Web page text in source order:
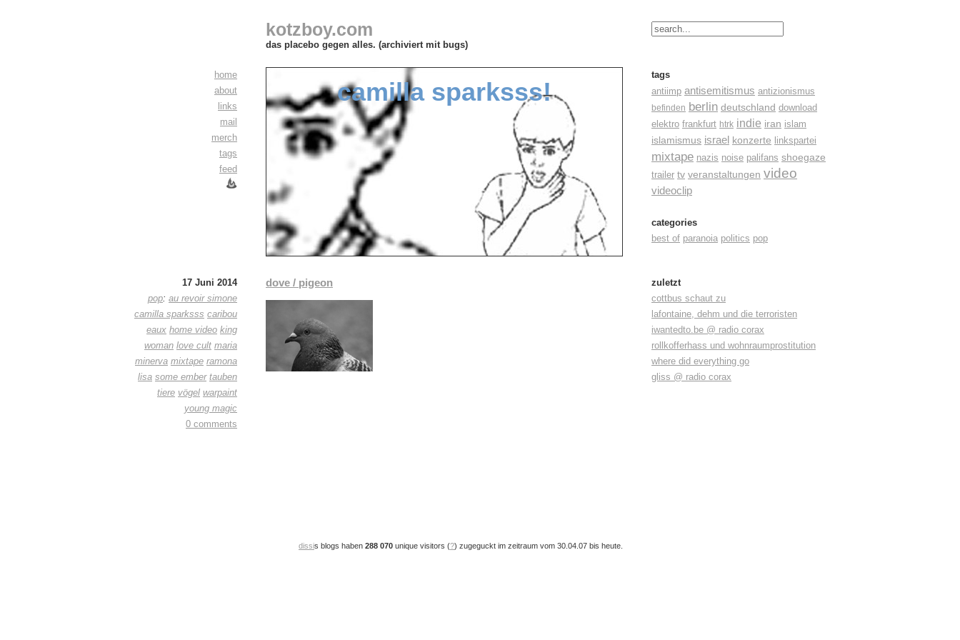
kotzboy.com
das placebo gegen alles. (archiviert mit bugs)
home
about
links
mail
merch
tags
feed
camilla sparksss!
tags
antiimp antisemitismus antizionismus
befinden berlin deutschland download
elektro frankfurt htrk indie iran islam
islamismus israel konzerte linkspartei
mixtape nazis noise palifans shoegaze
trailer tv veranstaltungen video
videoclip
categories
best of paranoia politics pop
17 Juni 2014
pop: au revoir simone
camilla sparksss caribou
eaux home video king
woman love cult maria
minerva mixtape ramona
lisa some ember tauben
tiere vögel warpaint
young magic
0 comments
dove / pigeon
zuletzt
cottbus schaut zu
lafontaine, dehm und die terroristen
iwantedto.be @ radio corax
rollkofferhass und wohnraumprostitution
where did everything go
gliss @ radio corax
dissis blogs haben 288 070 unique visitors (?) zugeguckt im zeitraum vom 30.04.07 bis heute.